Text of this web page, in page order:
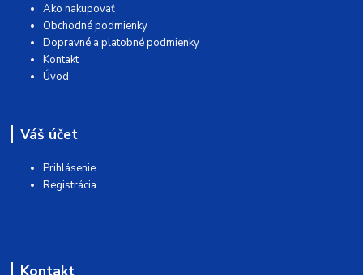
Ako nakupovať
Obchodné podmienky
Dopravné a platobné podmienky
Kontakt
Úvod
Váš účet
Prihlásenie
Registrácia